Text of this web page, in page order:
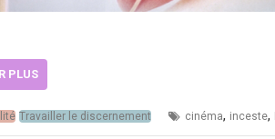
PLUS
Travailler le discernement cinéma, inceste,